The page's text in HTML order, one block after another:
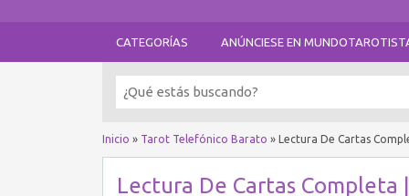
CATEGORÍAS ANÚNCIESE EN
Inicio » Tarot Telefónico Barato » Lectura De Cartas
Lectura De Cartas Completa